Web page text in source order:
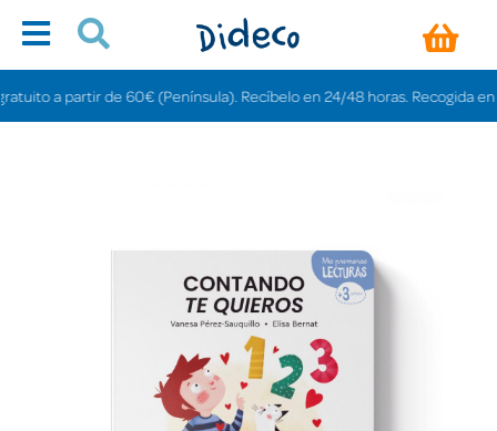
a partir de 60€ (Península). Recíbelo en 24/48 horas. Recogida en